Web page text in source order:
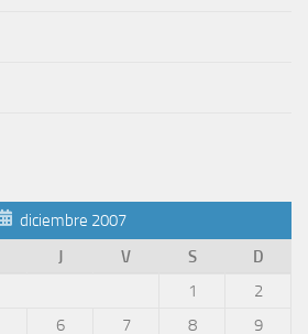
diciembre 2007
J V S
D
1
2
6 7 8
9